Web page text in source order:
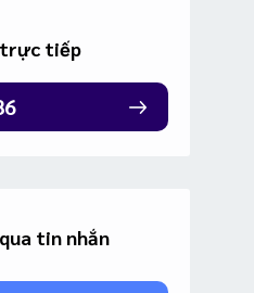
tiếp
tin nhắn